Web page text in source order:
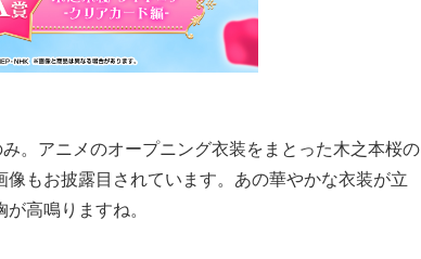
。アニメのオープニング衣装をまとった木之本桜の
もお披露目されています。あの華やかな衣装が立
高鳴りますね。